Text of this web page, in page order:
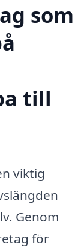
som
till
viktig
Genom
för